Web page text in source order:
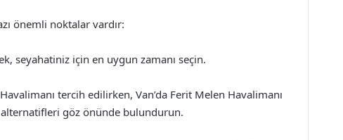
önemli noktalar vardır:
seyahatiniz için en uygun zamanı seçin.
tercih edilirken, Van’da Ferit Melen Havalimanı
göz önünde bulundurun.